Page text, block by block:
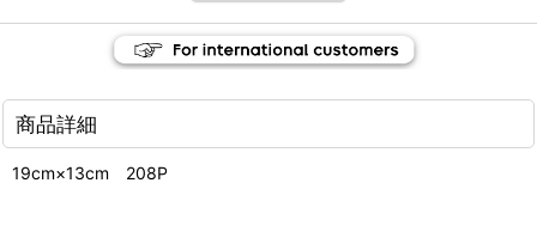
商品詳細
19cm×13cm 208P